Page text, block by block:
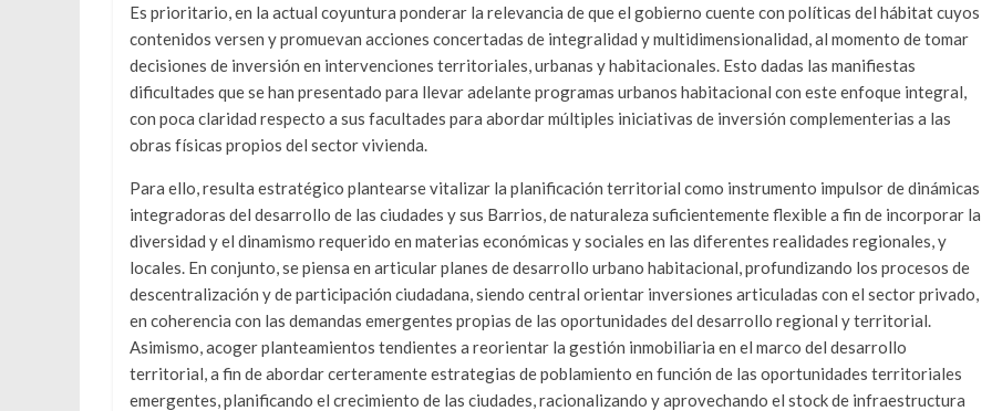
Es prioritario, en la actual coyuntura ponderar la relevancia de que el gobierno cuente con políticas del hábitat cuyos
contenidos versen y promuevan acciones concertadas de integralidad y multidimensionalidad, al momento de tomar
decisiones de inversión en intervenciones territoriales, urbanas y habitacionales. Esto dadas las manifiestas
dificultades que se han presentado para llevar adelante programas urbanos habitacional con este enfoque integral,
con poca claridad respecto a sus facultades para abordar múltiples iniciativas de inversión complementerias a las
obras físicas propios del sector vivienda.
Para ello, resulta estratégico plantearse vitalizar la planificación territorial como instrumento impulsor de dinámicas
integradoras del desarrollo de las ciudades y sus Barrios, de naturaleza suficientemente flexible a fin de incorporar la
diversidad y el dinamismo requerido en materias económicas y sociales en las diferentes realidades regionales, y
locales. En conjunto, se piensa en articular planes de desarrollo urbano habitacional, profundizando los procesos de
descentralización y de participación ciudadana, siendo central orientar inversiones articuladas con el sector privado,
en coherencia con las demandas emergentes propias de las oportunidades del desarrollo regional y territorial.
Asimismo, acoger planteamientos tendientes a reorientar la gestión inmobiliaria en el marco del desarrollo
territorial, a fin de abordar certeramente estrategias de poblamiento en función de las oportunidades territoriales
emergentes, planificando el crecimiento de las ciudades, racionalizando y aprovechando el stock de infraestructura